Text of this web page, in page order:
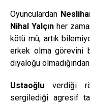
Oyunculardan
Nihal Yalçınher
kötü mü, artık
erkek olma görevini
diyaloğu
Ustaoğlu verdiği
sergilediği agresif